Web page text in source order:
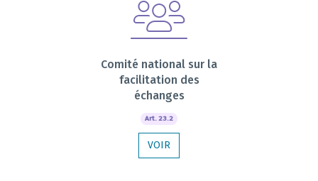
Comité national sur la
facilitation des
échanges
Art. 23.2
VOIR